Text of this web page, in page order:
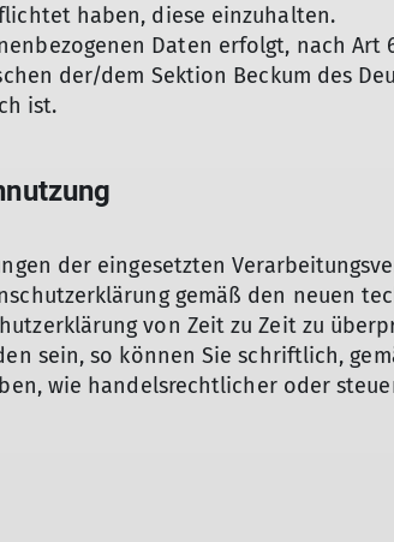
haben, diese einzuhalten.
Daten erfolgt, nach Art 6.
der/dem Sektion Beckum des
ist.
der eingesetzten
gemäß den neuen
von Zeit zu Zeit zu
so können Sie schriftlich,
wie handelsrechtlicher oder